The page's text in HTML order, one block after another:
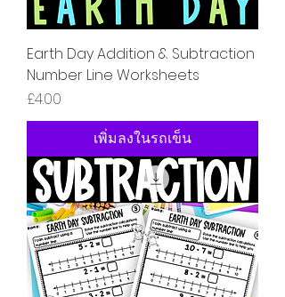
Earth Day Addition & Subtraction
Number Line Worksheets
ราคา
£4.00
เพิ่มลงในรถเข็น